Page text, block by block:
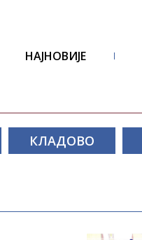
НАЈНОВИЈЕ
КЛАДОВО